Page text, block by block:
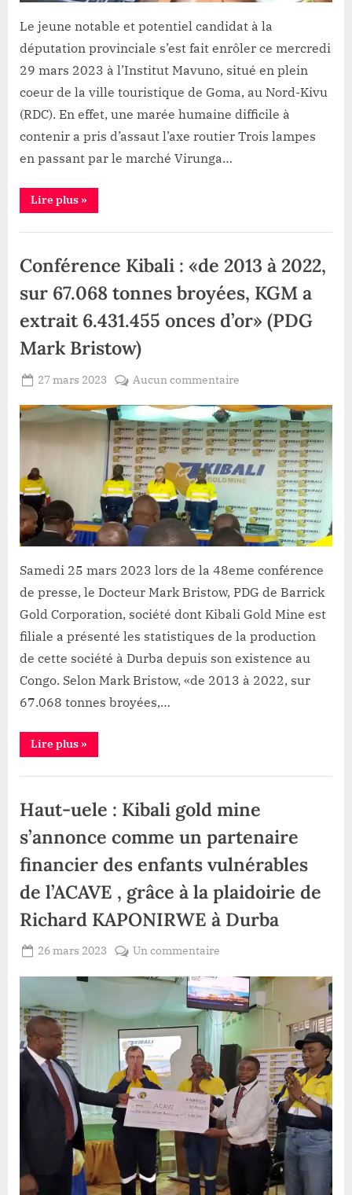
du
délai
des
Le jeune notable et potentiel candidat à la
députation provinciale s’est fait enrôler ce mercredi
29 mars 2023 à l’Institut Mavuno, situé en plein
coeur de la ville touristique de Goma, au Nord-Kivu
(RDC). En effet, une marée humaine difficile à
contenir a pris d’assaut l’axe routier Trois lampes
en passant par le marché Virunga…
Lire plus“Goma:
Après
enrôlement,
Ezéchiel
Musithu
«
insiste
sur
la
prorogation
du
des
opérations”
»
Conférence Kibali : «de 2013 à 2022,
sur 67.068 tonnes broyées, KGM a
extrait 6.431.455 onces d’or» (PDG
Mark Bristow)
Posted
27 mars 2023
Lacloche
Aucun commentaire
Kibali
:
«de
2013
à
2022,
sur
67.068
broyées,
KGM
a
extrait
6.431.455
d’or»
Samedi 25 mars 2023 lors de la 48eme conférence
de presse, le Docteur Mark Bristow, PDG de Barrick
Gold Corporation, société dont Kibali Gold Mine est
filiale a présenté les statistiques de la production
de cette société à Durba depuis son existence au
Congo. Selon Mark Bristow, «de 2013 à 2022, sur
67.068 tonnes broyées,…
Lire plus“Conférence
Kibali
«de
2022,
sur
67.068
tonnes
KGM
a
extrait
6.431.455
d’or»
(PDG
Bristow)”
»
Haut-uele : Kibali gold mine
s’annonce comme un partenaire
financier des enfants vulnérables
de l’ACAVE , grâce à la plaidoirie de
Richard KAPONIRWE à Durba
Posted
26 mars 2023
Lacloche
Un commentaire
uele
:
Kibali
gold
mine
s’annonce
comme
un
partenaire
financier
des
enfants